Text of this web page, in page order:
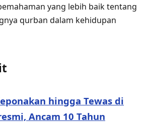
yang lebih baik tentang
qurban dalam kehidupan
hingga Tewas di
Ancam 10 Tahun